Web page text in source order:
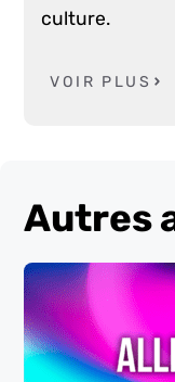
culture.
VOIR PLUS
Autres